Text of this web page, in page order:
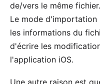
de/vers le même fichier.
Le mode
les informations du
d'écrire les
l'application iOS.
Une autre raison est